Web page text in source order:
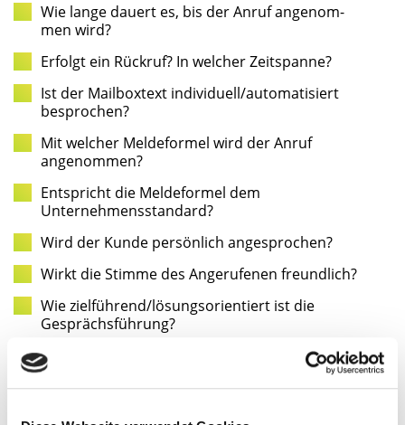
Wie lan­ge dau­ert es, bis der Anruf ange­nom­
men wird?
Erfolgt ein Rück­ruf? In wel­cher Zeitspanne?
Ist der Mail­boxt­ext individuell/automatisiert
besprochen?
Mit wel­cher Mel­de­for­mel wird der Anruf
angenommen?
Ent­spricht die Mel­de­for­mel dem
Unternehmensstandard?
Wird der Kun­de per­sön­lich angesprochen?
Wirkt die Stim­me des Ange­ru­fe­nen freundlich?
Wie zielführend/lösungsorientiert ist die
Gesprächsführung?
Wie wird mit Beschwer­den & Stress umgegangen?
Wie und mit wel­chen Wor­ten wird der Kun­de